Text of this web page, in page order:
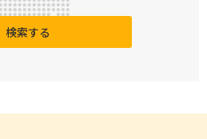
検索する